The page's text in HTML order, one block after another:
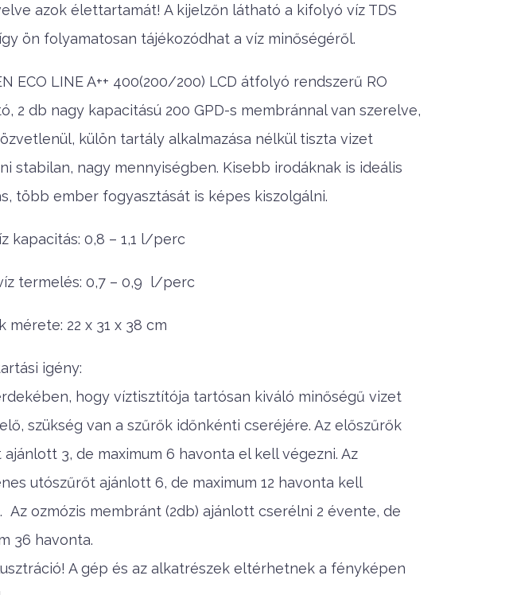
azok élettartamát! A kijelzőn látható a kifolyó víz TDS
ön folyamatosan tájékozódhat a víz minőségéről.
ECO LINE A++ 400(200/200) LCD átfolyó rendszerű RO
2 db nagy kapacitású 200 GPD-s membránnal van szerelve,
külön tartály alkalmazása nélkül tiszta vizet
stabilan, nagy mennyiségben. Kisebb irodáknak is ideális
több ember fogyasztását is képes kiszolgálni.
kapacitás: 0,8 – 1,1 l/perc
termelés: 0,7 – 0,9 l/perc
mérete: 22 x 31 x 38 cm
igény:
hogy víztisztítója tartósan kiváló minőségű vizet
szükség van a szűrők időnkénti cseréjére. Az előszűrők
3, de maximum 6 havonta el kell végezni. Az
utószűrőt ajánlott 6, de maximum 12 havonta kell
Az ozmózis membránt (2db) ajánlott cserélni 2 évente, de
36 havonta.
A gép és az alkatrészek eltérhetnek a fényképen